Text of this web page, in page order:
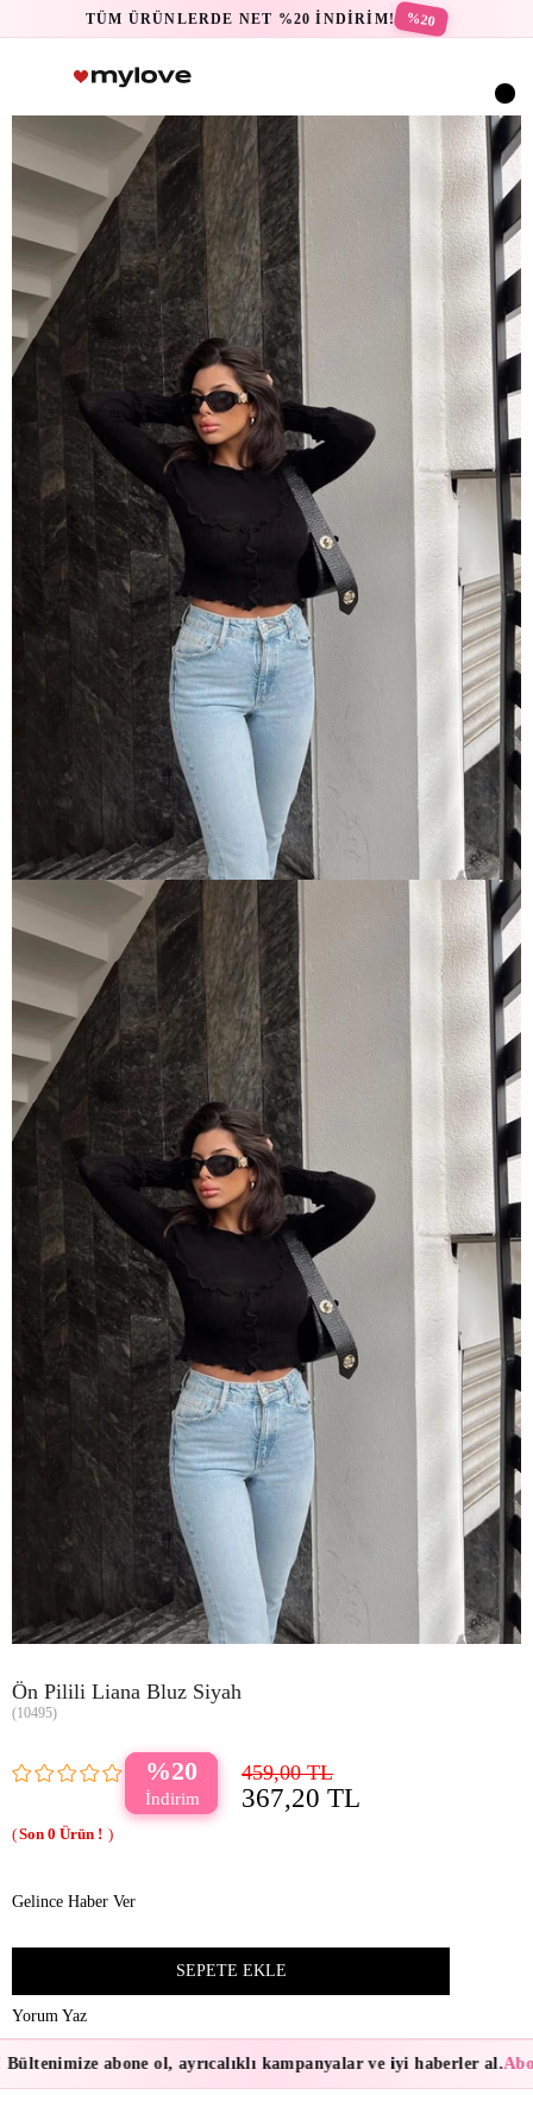
TÜM ÜRÜNLERDE NET %20 İNDİRİM! %20
Ön Pilili Liana Bluz Siyah
(10495)
20 459,00 TL
367,20 TL
0
Gelince Haber Ver
Yorum Yaz
abone ol, ayrıcalıklı kampanyalar ve iyi haberler al.